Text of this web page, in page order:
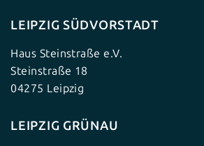
LEIPZIG SÜDVORSTADT
Haus Steinstraße e.V.
Steinstraße 18
04275 Leipzig
LEIPZIG GRÜNAU